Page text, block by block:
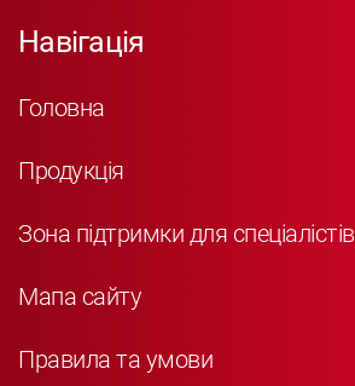
Навігація
Головна
Продукція
Зона підтримки для спеціалістів
Мапа сайту
Правила та умови